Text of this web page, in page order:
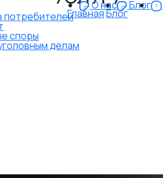
ГлавнаяБлог
потребителей
споры
делам
О нас Блог